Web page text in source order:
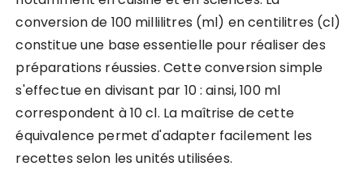
conversion de 100 millilitres (ml) en centilitres (cl)
constitue une base essentielle pour réaliser des
préparations réussies. Cette conversion simple
s'effectue en divisant par 10 : ainsi, 100 ml
correspondent à 10 cl. La maîtrise de cette
équivalence permet d'adapter facilement les
recettes selon les unités utilisées.